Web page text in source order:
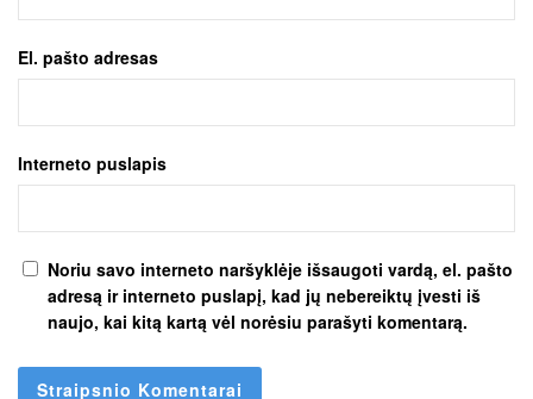
El. pašto adresas
Interneto puslapis
Noriu savo interneto naršyklėje išsaugoti vardą, el. pašto
adresą ir interneto puslapį, kad jų nebereiktų įvesti iš
naujo, kai kitą kartą vėl norėsiu parašyti komentarą.